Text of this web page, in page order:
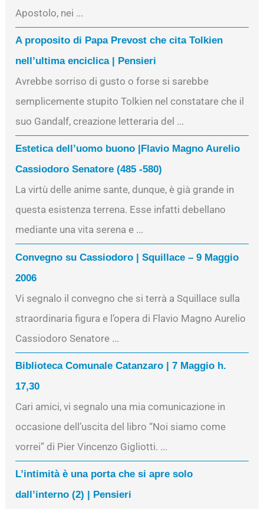
Apostolo, nei ...
A proposito di Papa Prevost che cita Tolkien
nell’ultima enciclica | Pensieri
Avrebbe sorriso di gusto o forse si sarebbe
semplicemente stupito Tolkien nel constatare che il
suo Gandalf, creazione letteraria del ...
Estetica dell’uomo buono |Flavio Magno Aurelio
Cassiodoro Senatore (485 -580)
La virtù delle anime sante, dunque, è già grande in
questa esistenza terrena. Esse infatti debellano
mediante una vita serena e ...
Convegno su Cassiodoro | Squillace – 9 Maggio
2006
Vi segnalo il convegno che si terrà a Squillace sulla
straordinaria figura e l’opera di Flavio Magno Aurelio
Cassiodoro Senatore ...
Biblioteca Comunale Catanzaro | 7 Maggio h.
17,30
Cari amici, vi segnalo una mia comunicazione in
occasione dell’uscita del libro “Noi siamo come
vorrei” di Pier Vincenzo Gigliotti. ...
L’intimità è una porta che si apre solo
dall’interno (2) | Pensieri